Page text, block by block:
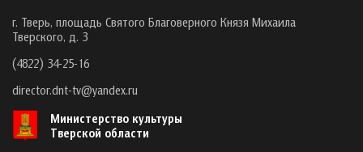
г. Тверь, площадь Святого Благоверного Князя Михаила
Тверского, д. 3
(4822) 34-25-16
director.dnt-tv@yandex.ru
Министерство культуры
Тверской области